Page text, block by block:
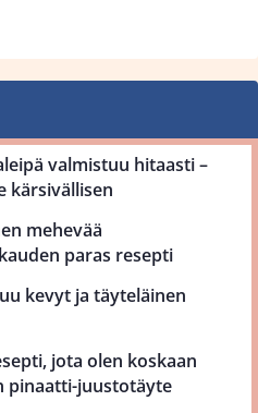
valmistuu hitaasti –
kärsivällisen
mehevää
paras resepti
kevyt ja täyteläinen
jota olen koskaan
pinaatti-juustotäyte